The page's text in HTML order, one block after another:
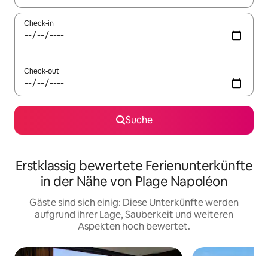
Check-in
Check-out
Suche
Erstklassig bewertete Ferienunterkünfte
in der Nähe von Plage Napoléon
Gäste sind sich einig: Diese Unterkünfte werden
aufgrund ihrer Lage, Sauberkeit und weiteren
Aspekten hoch bewertet.